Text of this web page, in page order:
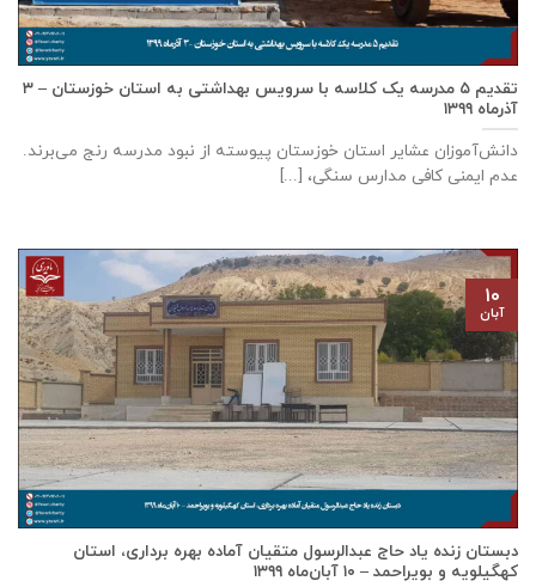
تقدیم ۵ مدرسه یک کلاسه با سرويس بهداشتی به استان خوزستان – ۳
آذر‌ماه ۱۳۹۹
دانش‌آموزان عشایر استان خوزستان پيوسته از نبود مدرسه رنج می‌برند.
عدم ایمنی کافی مدارس سنگی، [...]
دبستان زنده ياد حاج عبدالرسول متقيان آماده بهره برداری، استان
كهگيلويه و بويراحمد – ۱۰ آبان‌ماه ۱۳۹۹
۱۰
آبان